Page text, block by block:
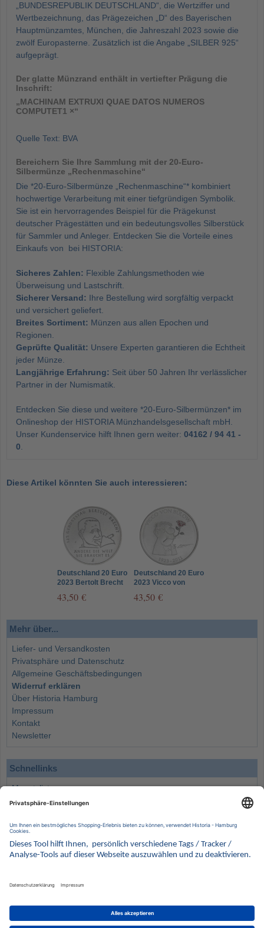
„BUNDESREPUBLIK DEUTSCHLAND“, die Wertziffer und
Wertbezeichnung, das Prägezeichen „D“ des Bayerischen
Hauptmünzamtes, München, die Jahreszahl 2023 sowie die
zwölf Europasterne. Zusätzlich ist die Angabe „SILBER 925“
aufgeprägt.
Der glatte Münzrand enthält in vertiefter Prägung die
Inschrift:
„MACHINAM EXTRUXI QUAE DATOS NUMEROS
COMPUTET1 ×“
Quelle Text: BVA
Bereichern Sie Ihre Sammlung mit der 20-Euro-
Silbermünze „Rechenmaschine“
Die *20-Euro-Silbermünze „Rechenmaschine“* kombiniert
hochwertige Verarbeitung mit einer tiefgründigen Symbolik.
Sie ist ein hervorragendes Beispiel für die Prägekunst
deutscher Prägestätten und ein bedeutungsvolles Silberstück
für Sammler und Anleger. Entdecken Sie die Vorteile eines
Einkaufs von bei HISTORIA:
Sicheres Zahlen: Flexible Zahlungsmethoden wie
Überweisung und Lastschrift.
Sicherer Versand: Ihre Bestellung wird sorgfältig verpackt
und versichert geliefert.
Breites Sortiment: Münzen aus allen Epochen und
Regionen.
Geprüfte Qualität: Unsere Experten garantieren die Echtheit
jeder Münze.
Langjährige Erfahrung: Seit über 50 Jahren Ihr verlässlicher
Partner in der Numismatik.
Entdecken Sie diese und weitere *20-Euro-Silbermünzen* im
Onlineshop der HISTORIA Münzhandelsgesellschaft mbH.
Unser Kundenservice hilft Ihnen gern weiter: 04162 / 94 41 -
0
Diese Artikel könnten Sie auch interessieren:
Deutschland 20 Euro
2023 Bertolt Brecht
43,50 €
Deutschland 20 Euro
2023 Vicco von
43,50 €
Mehr über...
Liefer- und Versandkosten
Privatsphäre und Datenschutz
Allgemeine Geschäftsbedingungen
Widerruf erklären
Über Historia Hamburg
Impressum
Kontakt
Newsletter
Schnellinks
Monatsliste
Angebote
Wissenswertes
Kontakt
Wir behalten uns vor, für ausgewählte Münzen die Differenzbesteuerung gemäß § 25a UStG